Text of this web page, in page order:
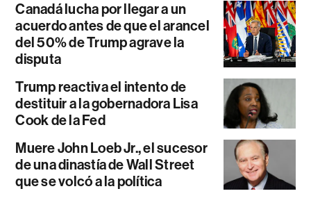
Canadá lucha por llegar a un
acuerdo antes de que el arancel
del 50% de Trump agrave la
disputa
Trump reactiva el intento de
destituir a la gobernadora Lisa
Cook de la Fed
Muere John Loeb Jr., el sucesor
de una dinastía de Wall Street
que se volcó a la política